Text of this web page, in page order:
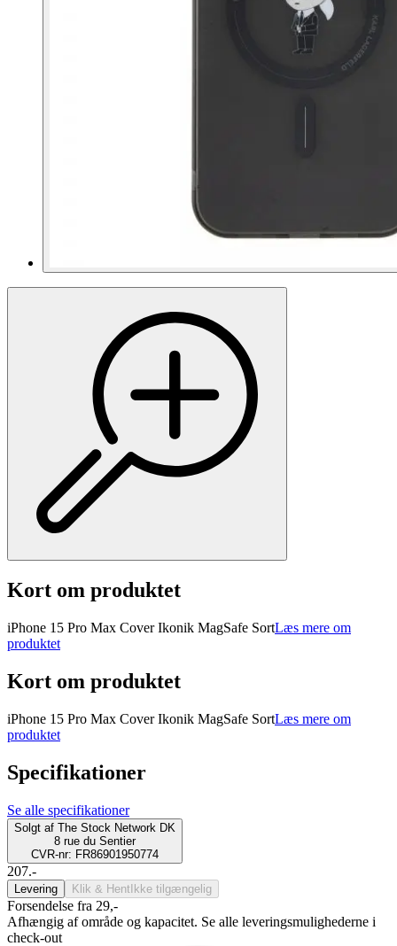
Kort om produktet
iPhone 15 Pro Max Cover Ikonik MagSafe SortLæs mere om
produktet
Kort om produktet
iPhone 15 Pro Max Cover Ikonik MagSafe SortLæs mere om
produktet
Specifikationer
Se alle specifikationer
Solgt af The Stock Network DK
8 rue du Sentier
CVR-nr: FR86901950774
207.-
Levering Klik & Hent Ikke tilgængelig
Forsendelse fra 29,-
Afhængig af område og kapacitet. Se alle leveringsmulighederne i
check-out